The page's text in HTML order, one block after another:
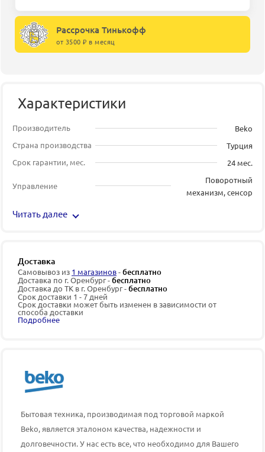
Рассрочка Тинькофф
от 3500 ₽ в месяц
Характеристики
Производитель
Beko
Страна производства
Турция
Срок гарантии, мес.
24 мес.
Управление
Поворотный
механизм, сенсор
Читать далее
Доставка
Самовывоз из 1 магазинов-бесплатно
Доставка по г. Оренбург -бесплатно
Доставка до ТК в г. Оренбург -бесплатно
Срок доставки 1 - 7 дней
Срок доставки может быть изменен в зависимости от
способа доставки
Подробнее
Бытовая техника, производимая под торговой маркой
Beko, является эталоном качества, надежности и
долговечности. У нас есть все, что необходимо для Вашего